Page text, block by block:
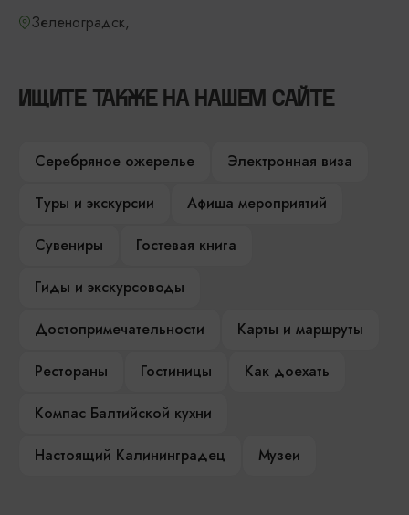
Зеленоградск,
ИЩИТЕ ТАКЖЕ НА НАШЕМ САЙТЕ
Серебряное ожерелье
Электронная виза
Туры и экскурсии
Афиша мероприятий
Сувениры
Гостевая книга
Гиды и экскурсоводы
Достопримечательности
Карты и маршруты
Рестораны
Гостиницы
Как доехать
Компас Балтийской кухни
Настоящий Калининградец
Музеи